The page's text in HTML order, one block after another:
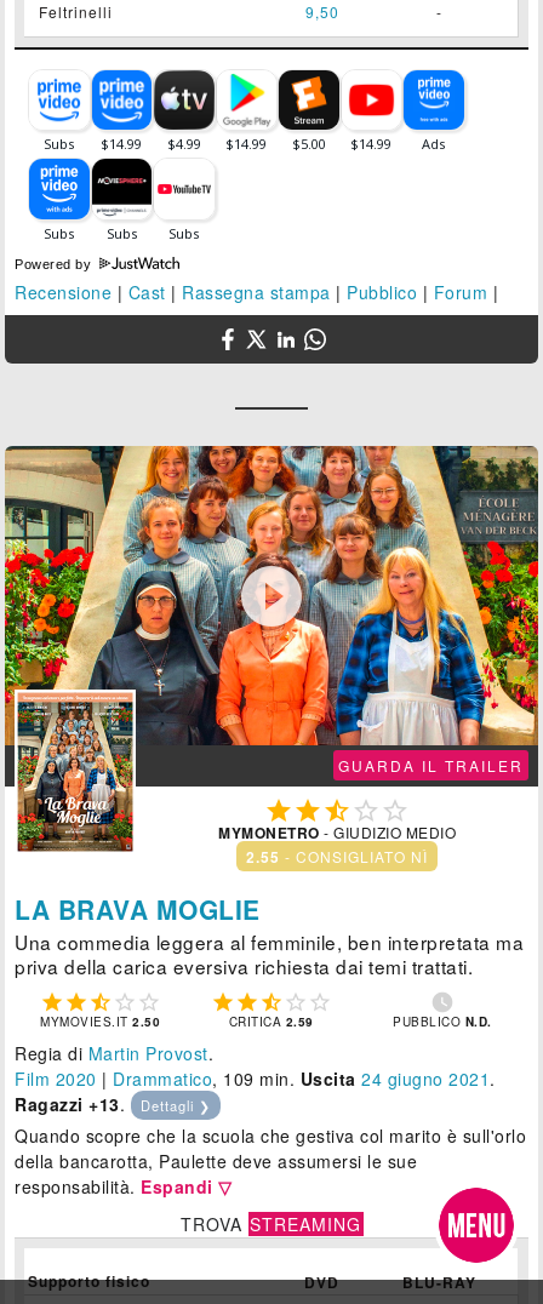
Feltrinelli 9,50 -
Powered by
Recensione | Cast | Rassegna stampa | Pubblico | Forum |

GUARDA IL TRAILER
  
MYMONETRO - GIUDIZIO MEDIO
2.55 - CONSIGLIATO NÌ
LA BRAVA MOGLIE
Una commedia leggera al femminile, ben interpretata ma
priva della carica eversiva richiesta dai temi trattati.
    
MYMOVIES.IT2.50
    
CRITICA 2.59

PUBBLICO N.D.
Regia di Martin Provost.
Film 2020 | Drammatico, 109 min. Uscita 24 giugno 2021 .
Ragazzi +13. Dettagli ❯
Quando scopre che la scuola che gestiva col marito è sull'orlo
della bancarotta, Paulette deve assumersi le sue
responsabilità. Espandi ▽
TROVA STREAMING
Supporto fisico DVD BLU-RAY